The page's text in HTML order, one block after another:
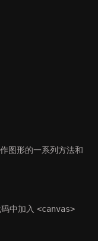
图形的一系列方法和
码中加入<canvas>